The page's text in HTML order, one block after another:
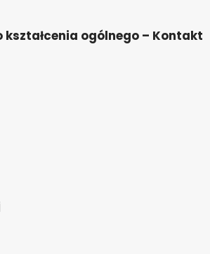
ogólnego – Kontakt